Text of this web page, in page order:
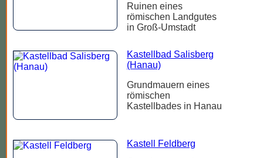
Ruinen eines
römischen Landgutes
in Groß-Umstadt
Kastellbad Salisberg
(Hanau)
Grundmauern eines
römischen
Kastellbades in Hanau
Kastell Feldberg